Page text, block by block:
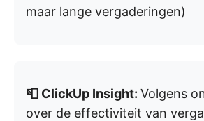
maar lange vergaderingen)
📮 ClickUp Insight: Volgens
over de effectiviteit van